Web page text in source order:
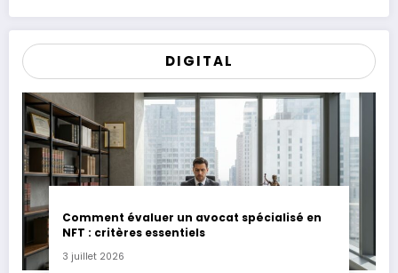
DIGITAL
Comment évaluer un avocat spécialisé en
NFT : critères essentiels
3 juillet 2026